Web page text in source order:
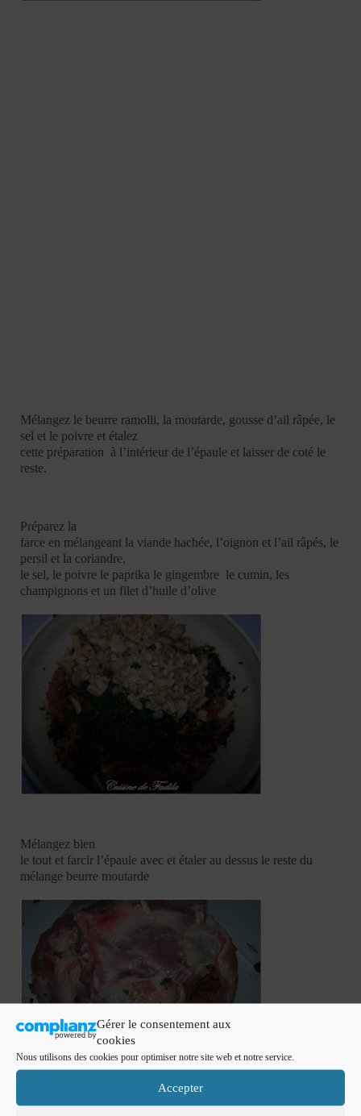
Gérer le consentement aux
cookies
Nous utilisons des cookies pour optimiser notre site web et notre service.
Accepter
Mélangez le beurre ramolli, la moutarde, gousse d’ail râpée, le
sel et le poivre et étalez
cette préparation à l’intérieur de l’épaule et laisser de coté le
reste.
Préparez la
farce en mélangeant la viande hachée, l’oignon et l’ail râpés, le
persil et la coriandre,
le sel, le poivre le paprika le gingembre le cumin, les
champignons et un filet d’huile d’olive
Mélangez bien
le tout et farcir l’épaule avec et étaler au dessus le reste du
mélange beurre moutarde